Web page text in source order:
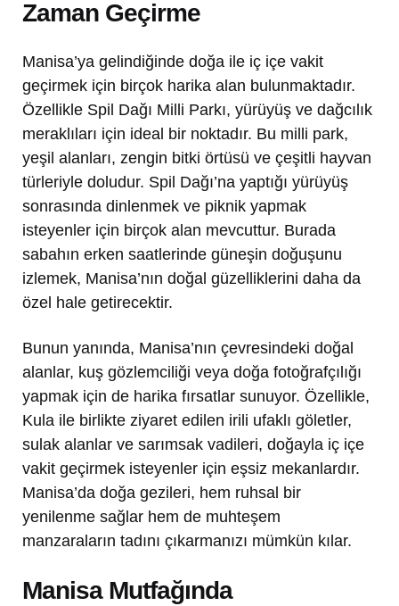
Zaman Geçirme
Manisa’ya gelindiğinde doğa ile iç içe vakit
geçirmek için birçok harika alan bulunmaktadır.
Özellikle Spil Dağı Milli Parkı, yürüyüş ve dağcılık
meraklıları için ideal bir noktadır. Bu milli park,
yeşil alanları, zengin bitki örtüsü ve çeşitli hayvan
türleriyle doludur. Spil Dağı’na yaptığı yürüyüş
sonrasında dinlenmek ve piknik yapmak
isteyenler için birçok alan mevcuttur. Burada
sabahın erken saatlerinde güneşin doğuşunu
izlemek, Manisa’nın doğal güzelliklerini daha da
özel hale getirecektir.
Bunun yanında, Manisa’nın çevresindeki doğal
alanlar, kuş gözlemciliği veya doğa fotoğrafçılığı
yapmak için de harika fırsatlar sunuyor. Özellikle,
Kula ile birlikte ziyaret edilen irili ufaklı göletler,
sulak alanlar ve sarımsak vadileri, doğayla iç içe
vakit geçirmek isteyenler için eşsiz mekanlardır.
Manisa’da doğa gezileri, hem ruhsal bir
yenilenme sağlar hem de muhteşem
manzaraların tadını çıkarmanızı mümkün kılar.
Manisa Mutfağında